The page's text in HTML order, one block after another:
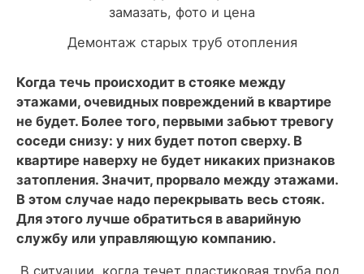
Демонтаж старых труб отопления
Когда течь происходит в стояке между
этажами, очевидных повреждений в квартире
не будет. Более того, первыми забьют тревогу
соседи снизу: у них будет потоп сверху. В
квартире наверху не будет никаких признаков
затопления. Значит, прорвало между этажами.
В этом случае надо перекрывать весь стояк.
Для этого лучше обратиться в аварийную
службу или управляющую компанию.
В ситуации, когда течет пластиковая труба под